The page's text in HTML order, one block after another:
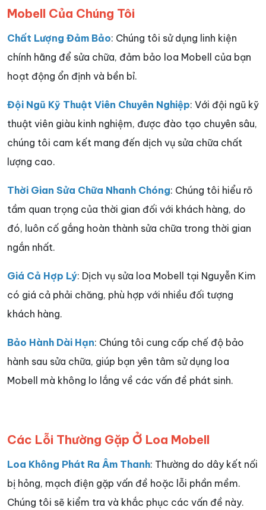
Mobell Của Chúng Tôi
Chất Lượng Đảm Bảo: Chúng tôi sử dụng linh kiện
chính hãng để sửa chữa, đảm bảo loa Mobell của bạn
hoạt động ổn định và bền bỉ.
Đội Ngũ Kỹ Thuật Viên Chuyên Nghiệp: Với đội ngũ kỹ
thuật viên giàu kinh nghiệm, được đào tạo chuyên sâu,
chúng tôi cam kết mang đến dịch vụ sửa chữa chất
lượng cao.
Thời Gian Sửa Chữa Nhanh Chóng: Chúng tôi hiểu rõ
tầm quan trọng của thời gian đối với khách hàng, do
đó, luôn cố gắng hoàn thành sửa chữa trong thời gian
ngắn nhất.
Giá Cả Hợp Lý: Dịch vụ sửa loa Mobell tại Nguyễn Kim
có giá cả phải chăng, phù hợp với nhiều đối tượng
khách hàng.
Bảo Hành Dài Hạn: Chúng tôi cung cấp chế độ bảo
hành sau sửa chữa, giúp bạn yên tâm sử dụng loa
Mobell mà không lo lắng về các vấn đề phát sinh.
Các Lỗi Thường Gặp Ở Loa Mobell
Loa Không Phát Ra Âm Thanh: Thường do dây kết nối
bị hỏng, mạch điện gặp vấn đề hoặc lỗi phần mềm.
Chúng tôi sẽ kiểm tra và khắc phục các vấn đề này.